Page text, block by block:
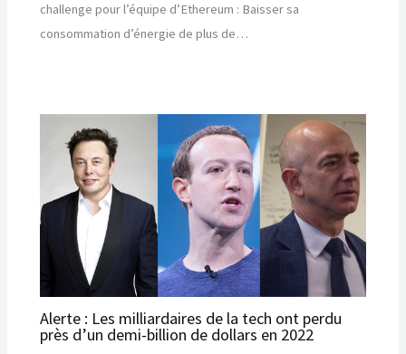
challenge pour l’équipe d’Ethereum : Baisser sa
consommation d’énergie de plus de…
Alerte : Les milliardaires de la tech ont perdu
près d’un demi-billion de dollars en 2022